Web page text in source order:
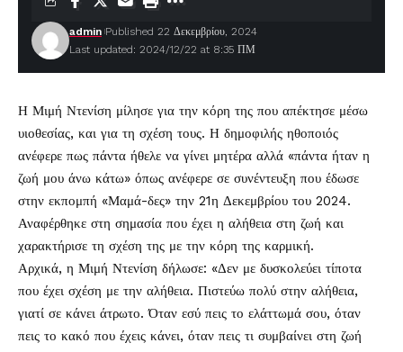
Last updated: 2024/12/22 at 8:35 ΠΜ
admin Published 22 Δεκεμβρίου, 2024
Η Μιμή Ντενίση μίλησε για την κόρη της που απέκτησε μέσω
υιοθεσίας, και για τη σχέση τους. Η δημοφιλής ηθοποιός
ανέφερε πως πάντα ήθελε να γίνει μητέρα αλλά «πάντα ήταν η
ζωή μου άνω κάτω» όπως ανέφερε σε συνέντευξη που έδωσε
στην εκπομπή «Μαμά-δες» την 21η Δεκεμβρίου του 2024.
Αναφέρθηκε στη σημασία που έχει η αλήθεια στη ζωή και
χαρακτήρισε τη σχέση της με την κόρη της καρμική.
Αρχικά, η Μιμή Ντενίση δήλωσε: «Δεν με δυσκολεύει τίποτα
που έχει σχέση με την αλήθεια. Πιστεύω πολύ στην αλήθεια,
γιατί σε κάνει άτρωτο. Όταν εσύ πεις το ελάττωμά σου, όταν
πεις το κακό που έχεις κάνει, όταν πεις τι συμβαίνει στη ζωή